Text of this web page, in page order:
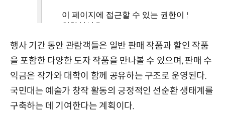
행사 기간 동안 관람객들은 일반 판매 작품과 할인 작품
을 포함한 다양한 도자 작품을 만나볼 수 있으며, 판매 수
익금은 작가와 대학이 함께 공유하는 구조로 운영된다.
국민대는 예술가 창작 활동의 긍정적인 선순환 생태계를
구축하는 데 기여한다는 계획이다.